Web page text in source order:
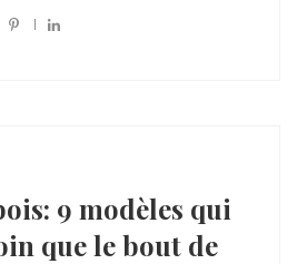
9 modèles qui
que le bout de